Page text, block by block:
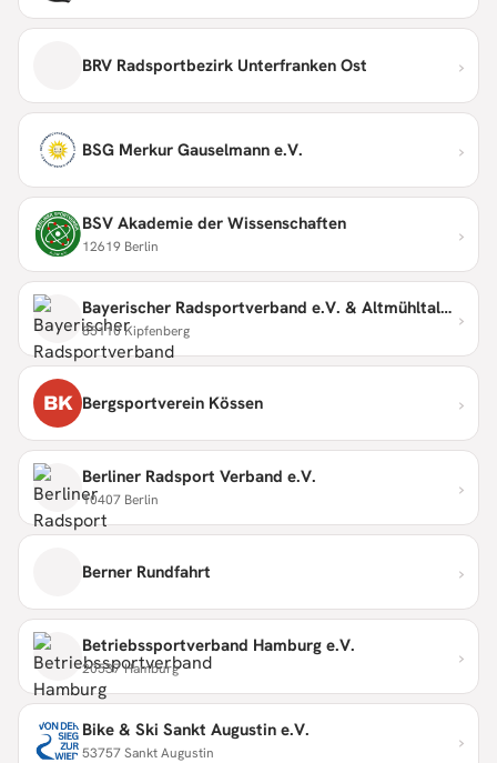
BRV Radsportbezirk Unterfranken Ost ›
BSG Merkur Gauselmann e.V. ›
BSV Akademie der Wissenschaften
12619 Berlin ›
Bayerischer Radsportverband e.V. & Altmühltaler Radmarathon
85110 Kipfenberg ›
BK Bergsportverein Kössen ›
Berliner Radsport Verband e.V.
10407 Berlin ›
Berner Rundfahrt ›
Betriebssportverband Hamburg e.V.
20537 Hamburg ›
Bike & Ski Sankt Augustin e.V.
53757 Sankt Augustin ›